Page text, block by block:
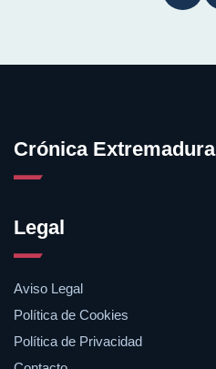
Crónica Extremadura
Legal
Aviso Legal
Política de Cookies
Política de Privacidad